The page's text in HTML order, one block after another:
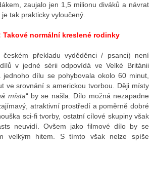
zaujalo jen 1,5 milionu diváků a návrat
tak prakticky vyloučený.
Takové normální kreslené rodinky
českém překladu vyděděnci / psanci) není
v jedné sérii odpovídá ve Velké Británii
jednoho dílu se pohybovala okolo 60 minut,
ve srovnání s americkou tvorbou. Ději místy
místa“ by se našla. Dílo možná nezapadne
atraktivní prostředí a poměrně dobré
sci-fi tvorby, ostatní cílové skupiny však
neuvidí. Ovšem jako filmové dílo by se
velkým hitem. S tímto však nelze spíše